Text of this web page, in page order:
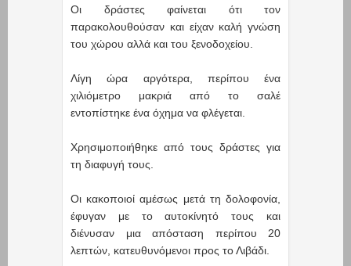
Οι δράστες φαίνεται ότι τον
παρακολουθούσαν και είχαν καλή γνώση
του χώρου αλλά και του ξενοδοχείου.
Λίγη ώρα αργότερα, περίπου ένα
χιλιόμετρο μακριά από το σαλέ
εντοπίστηκε ένα όχημα να φλέγεται.
Χρησιμοποιήθηκε από τους δράστες για
τη διαφυγή τους.
Οι κακοποιοί αμέσως μετά τη δολοφονία,
έφυγαν με το αυτοκίνητό τους και
διένυσαν μια απόσταση περίπου 20
λεπτών, κατευθυνόμενοι προς το Λιβάδι.